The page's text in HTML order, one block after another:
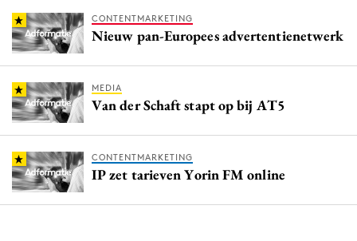
CONTENTMARKETING
Nieuw pan-Europees advertentienetwerk
MEDIA
Van der Schaft stapt op bij AT5
CONTENTMARKETING
IP zet tarieven Yorin FM online